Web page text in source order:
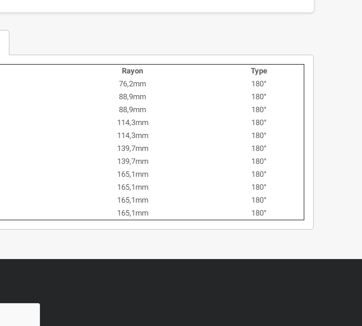
Rayon
Type
76,2mm
180°
88,9mm
180°
88,9mm
180°
114,3mm
180°
114,3mm
180°
139,7mm
180°
139,7mm
180°
165,1mm
180°
165,1mm
180°
165,1mm
180°
165,1mm 180°